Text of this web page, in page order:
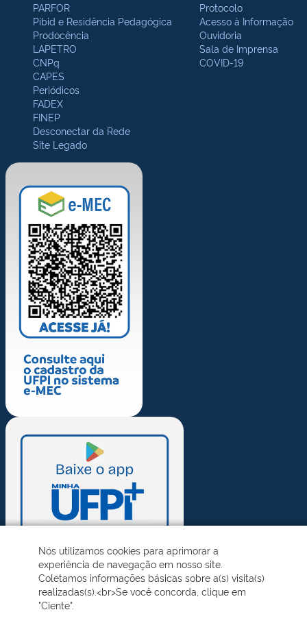
PARFOR
Pibid e Residência Pedagógica
Prodocência
LAPETRO
CNPq
CAPES
Periódicos
FADEX
FINEP
Desconectar da Rede
Site Legado
Protocolo
Acesso à Informação
Ouvidoria
Sala de Imprensa
COVID-19
Nós utilizamos cookies para aprimorar a
experiência de navegação em nosso site.
Coletamos informações básicas sobre a(s) visita(s)
realizadas(s).<br>Se você concorda, clique em
"Ciente".